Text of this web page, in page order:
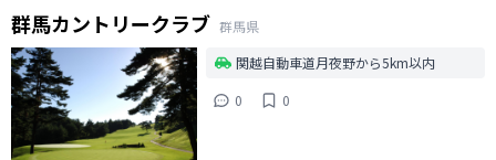
群馬カントリークラブ 群馬県
関越自動車道月夜野から5km以内
0
0